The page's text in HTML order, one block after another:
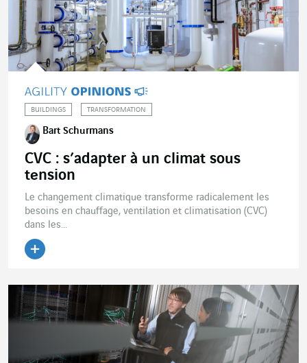
BUILDINGS TRANSFORMATION
Bart Schurmans
CVC : s’adapter à un climat sous
tension
Le changement climatique transforme radicalement les
besoins en chauffage, ventilation et climatisation (CVC)
dans les...